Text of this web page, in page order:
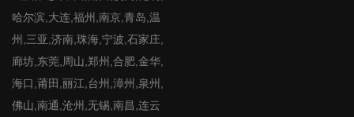
哈尔滨,大连,福州,南京,青岛,温
州,三亚,济南,珠海,宁波,石家庄,
廊坊,东莞,周山,郑州,合肥,金华,
海口,莆田,丽江,台州,漳州,泉州,
佛山,南通,沧州,无锡,南昌,连云